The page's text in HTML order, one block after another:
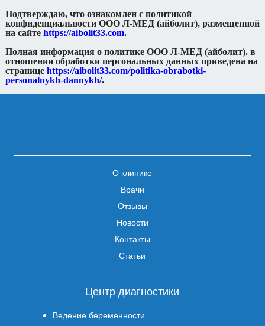
Подтверждаю, что ознакомлен с политикой
конфиденциальности ООО Л-МЕД (айболит), размещенной
на сайте https://aibolit33.com.
Полная информация о политике ООО Л-МЕД (айболит). в
отношении обработки персональных данных приведена на
странице https://aibolit33.com/politika-obrabotki-
personalnykh-dannykh/.
О клинике
Врачи
Отзывы
Новости
Контакты
Статьи
Центр диагностики
Ведение беременности